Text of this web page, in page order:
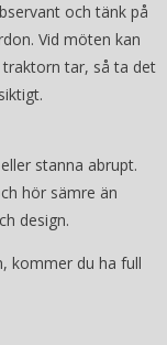
och tänk på
Vid möten kan
tar, så ta det
stanna abrupt.
hör sämre än
design.
kommer du ha full